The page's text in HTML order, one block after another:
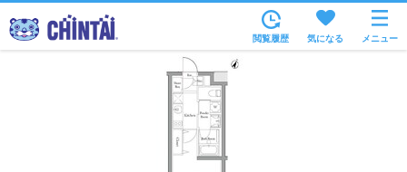
沿線・駅から
住所から
家賃相場から
通勤通学時間から
閲覧履歴 気になる メニュー